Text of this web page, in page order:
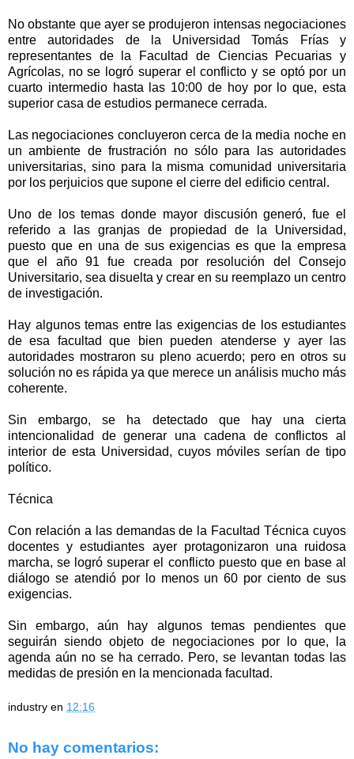
No obstante que ayer se produjeron intensas negociaciones
entre autoridades de la Universidad Tomás Frías y
representantes de la Facultad de Ciencias Pecuarias y
Agrícolas, no se logró superar el conflicto y se optó por un
cuarto intermedio hasta las 10:00 de hoy por lo que, esta
superior casa de estudios permanece cerrada.
Las negociaciones concluyeron cerca de la media noche en
un ambiente de frustración no sólo para las autoridades
universitarias, sino para la misma comunidad universitaria
por los perjuicios que supone el cierre del edificio central.
Uno de los temas donde mayor discusión generó, fue el
referido a las granjas de propiedad de la Universidad,
puesto que en una de sus exigencias es que la empresa
que el año 91 fue creada por resolución del Consejo
Universitario, sea disuelta y crear en su reemplazo un centro
de investigación.
Hay algunos temas entre las exigencias de los estudiantes
de esa facultad que bien pueden atenderse y ayer las
autoridades mostraron su pleno acuerdo; pero en otros su
solución no es rápida ya que merece un análisis mucho más
coherente.
Sin embargo, se ha detectado que hay una cierta
intencionalidad de generar una cadena de conflictos al
interior de esta Universidad, cuyos móviles serían de tipo
político.
Técnica
Con relación a las demandas de la Facultad Técnica cuyos
docentes y estudiantes ayer protagonizaron una ruidosa
marcha, se logró superar el conflicto puesto que en base al
diálogo se atendió por lo menos un 60 por ciento de sus
exigencias.
Sin embargo, aún hay algunos temas pendientes que
seguirán siendo objeto de negociaciones por lo que, la
agenda aún no se ha cerrado. Pero, se levantan todas las
medidas de presión en la mencionada facultad.
industry en 12:16
No hay comentarios: